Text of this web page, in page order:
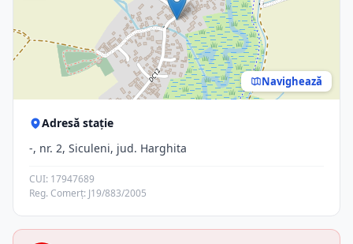
Navighează
Adresă stație
-, nr. 2, Siculeni, jud. Harghita
CUI: 17947689
Reg. Comerț: J19/883/2005